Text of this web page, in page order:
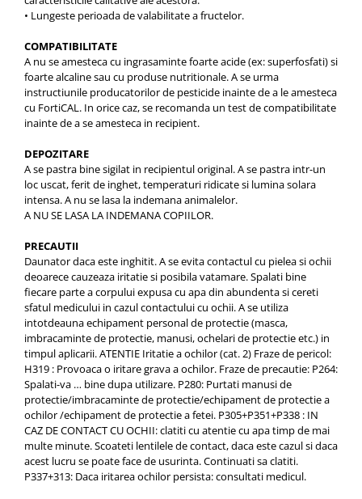
• Lungeste perioada de valabilitate a fructelor.
COMPATIBILITATE
A nu se amesteca cu ingrasaminte foarte acide (ex: superfosfati) si
foarte alcaline sau cu produse nutritionale. A se urma
instructiunile producatorilor de pesticide inainte de a le amesteca
cu FortiCAL. In orice caz, se recomanda un test de compatibilitate
inainte de a se amesteca in recipient.
DEPOZITARE
A se pastra bine sigilat in recipientul original. A se pastra intr-un
loc uscat, ferit de inghet, temperaturi ridicate si lumina solara
intensa. A nu se lasa la indemana animalelor.
A NU SE LASA LA INDEMANA COPIILOR.
PRECAUTII
Daunator daca este inghitit. A se evita contactul cu pielea si ochii
deoarece cauzeaza iritatie si posibila vatamare. Spalati bine
fiecare parte a corpului expusa cu apa din abundenta si cereti
sfatul medicului in cazul contactului cu ochii. A se utiliza
intotdeauna echipament personal de protectie (masca,
imbracaminte de protectie, manusi, ochelari de protectie etc.) in
timpul aplicarii. ATENTIE Iritatie a ochilor (cat. 2) Fraze de pericol:
Η319 : Provoaca o iritare grava a ochilor. Fraze de precautie: P264:
Spalati-va … bine dupa utilizare. P280: Purtati manusi de
protectie/imbracaminte de protectie/echipament de protectie a
ochilor /echipament de protectie a fetei. P305+P351+P338 : IN
CAZ DE CONTACT CU OCHII: clatiti cu atentie cu apa timp de mai
multe minute. Scoateti lentilele de contact, daca este cazul si daca
acest lucru se poate face de usurinta. Continuati sa clatiti.
P337+313: Daca iritarea ochilor persista: consultati medicul.